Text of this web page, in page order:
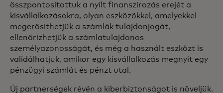
összpontosítottuk a nyílt finanszírozás erejét a
kisvállalkozásokra, olyan eszközökkel, amelyekkel
megerősíthetjük a számlák tulajdonjogát,
ellenőrizhetjük a számlatulajdonos
személyazonosságát, és még a használt eszközt is
validálhatjuk, amikor egy kisvállalkozás megnyit egy
pénzügyi számlát és pénzt utal.
Új partnerségek révén a kiberbiztonságot is növeljük.